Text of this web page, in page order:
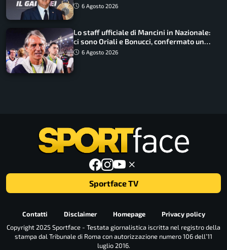
6 Agosto 2026
Lo staff ufficiale di Mancini in Nazionale:
ci sono Oriali e Bonucci, confermato un
ritorno
6 Agosto 2026
Sportface TV
Contatti Disclaimer Homepage
Privacy policy
Copyright 2025 Sportface - Testata giornalistica iscritta nel registro della
stampa dal Tribunale di Roma con autorizzazione numero 106 dell’11
luglio 2016.